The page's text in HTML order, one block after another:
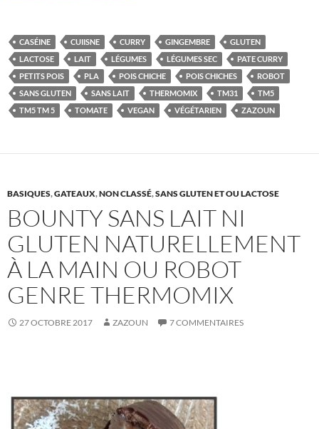
CASÉINE CUIISNE CURRY GINGEMBRE
GLUTEN
LACTOSE
LAIT LÉGUMES LÉGUMES SEC
PATE CURRY
PETITS POIS
PLA POIS CHICHE POIS CHICHES
ROBOT
SANS GLUTEN
SANS LAIT THERMOMIX TM31
TM5
TM5 TM 5
TOMATE VEGAN VÉGÉTARIEN ZAZOUN
BASIQUES,GATEAUX,NON CLASSÉ,SANS GLUTEN ET OU LACTOSE
BOUNTY SANS LAIT NI
GLUTEN NATURELLEMENT
À LA MAIN OU ROBOT
GENRE THERMOMIX
27 OCTOBRE 2017 ZAZOUN 7 COMMENTAIRES